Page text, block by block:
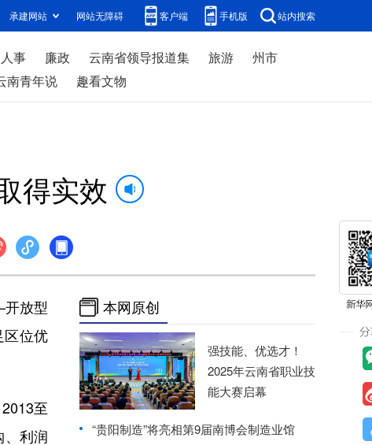
承建网站 网站无障碍 客户端 手机版 站内搜索
人事 廉政 云南省领导报道集 旅游
州市
南青年说 趣看文物
得实效
放型
区位优
至
利润
本网原创
强技能、优选才！
2025年云南省职业技
能大赛启幕
“贵阳制造”将亮相第9届南博会制造业馆